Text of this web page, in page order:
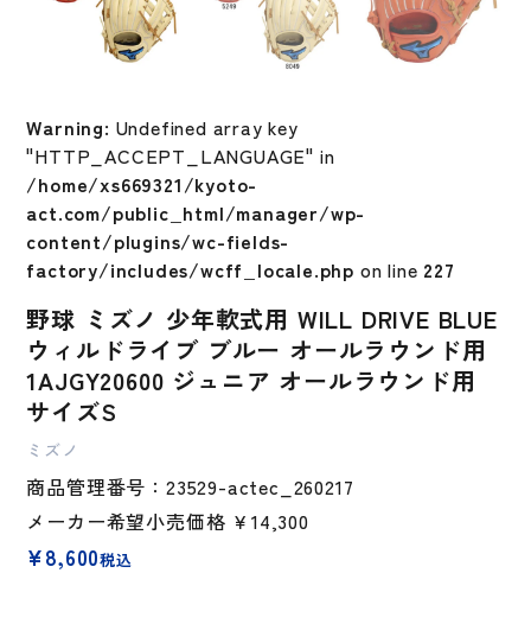
Warning: Undefined array key
"HTTP_ACCEPT_LANGUAGE" in
/home/xs669321/kyoto-
act.com/public_html/manager/wp-
content/plugins/wc-fields-
factory/includes/wcff_locale.php on line 227
野球 ミズノ 少年軟式用 WILL DRIVE BLUE
ウィルドライブ ブルー オールラウンド用
1AJGY20600 ジュニア オールラウンド用
サイズS
ミズノ
商品管理番号：23529-actec_260217
メーカー希望小売価格 ￥14,300
¥8,600税込